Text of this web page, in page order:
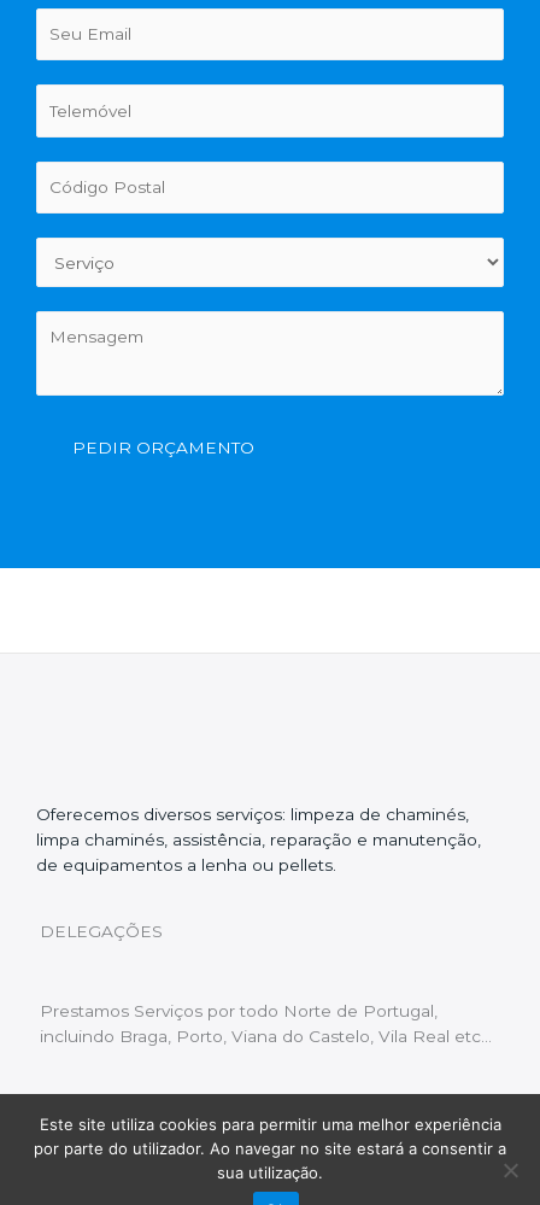
PEDIR ORÇAMENTO
Oferecemos diversos serviços: limpeza de chaminés,
limpa chaminés, assistência, reparação e manutenção,
de equipamentos a lenha ou pellets.
DELEGAÇÕES
Prestamos Serviços por todo Norte de Portugal,
incluindo Braga, Porto, Viana do Castelo, Vila Real etc…
Livro de Reclamações | Política de Privacidade
Copyright © 2022 Limpeza Chaminés | Desenvolvido
Fluxo Digital – a inovar a web
Este site utiliza cookies para permitir uma melhor experiência
por parte do utilizador. Ao navegar no site estará a consentir a
sua utilização.